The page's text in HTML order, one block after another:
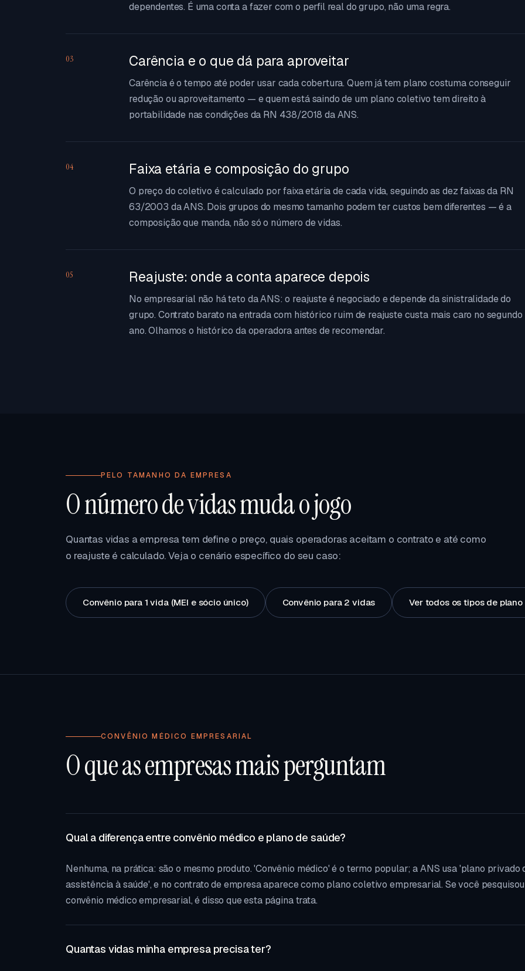
dependentes. É uma conta a fazer com o perfil real do grupo, não uma regra.
03 Carência e o que dá para aproveitar
Carência é o tempo até poder usar cada cobertura. Quem já tem plano costuma conseguir
redução ou aproveitamento — e quem está saindo de um plano coletivo tem direito à
portabilidade nas condições da RN 438/2018 da ANS.
04 Faixa etária e composição do grupo
O preço do coletivo é calculado por faixa etária de cada vida, seguindo as dez faixas da RN
63/2003 da ANS. Dois grupos do mesmo tamanho podem ter custos bem diferentes — é a
composição que manda, não só o número de vidas.
05 Reajuste: onde a conta aparece depois
No empresarial não há teto da ANS: o reajuste é negociado e depende da sinistralidade do
grupo. Contrato barato na entrada com histórico ruim de reajuste custa mais caro no segundo
ano. Olhamos o histórico da operadora antes de recomendar.
PELO TAMANHO DA EMPRESA
O número de vidas muda o jogo
Quantas vidas a empresa tem define o preço, quais operadoras aceitam o contrato e até como
o reajuste é calculado. Veja o cenário específico do seu caso:
Convênio para 1 vida (MEI e sócio único) Convênio para 2 vidas Ver todos os tipos de
CONVÊNIO MÉDICO EMPRESARIAL
O que as empresas mais perguntam
Qual a diferença entre convênio médico e plano de saúde?
Nenhuma, na prática: são o mesmo produto. 'Convênio médico' é o termo popular; a ANS usa 'plano privado
assistência à saúde', e no contrato de empresa aparece como plano coletivo empresarial. Se você
convênio médico empresarial, é disso que esta página trata.
Quantas vidas minha empresa precisa ter?